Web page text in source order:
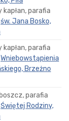
kapłan, parafia
św. Jana Bosko,
kapłan, parafia
Wniebowstąpienia
Brzeżno
parafia
Świętej Rodziny,